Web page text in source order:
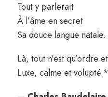
Tout y parlerait
À l’âme en secret
Sa douce langue natale.
Là, tout n’est qu’ordre
Luxe, calme et